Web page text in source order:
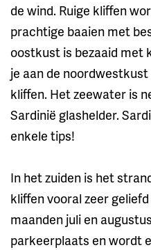
de wind. Ruige kliffen
prachtige baaien met
oostkust is bezaaid met
je aan de
kliffen. Het zeewater is
Sardinië glashelder.
enkele tips!
In het zuiden is het
kliffen vooral zeer
maanden juli en
parkeerplaats en wordt